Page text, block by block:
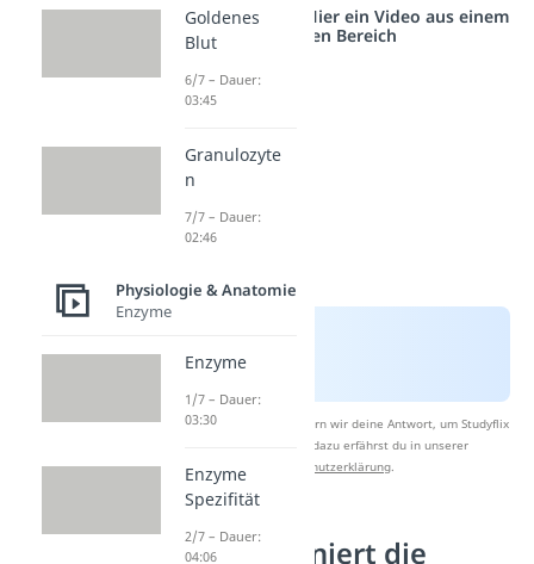
Studyflix vernetzt: Hier ein Video aus einem
anderen Bereich
Nach Beantwortung speichern wir deine Antwort, um Studyflix
zu verbessern. Mehr dazu erfährst du in unserer
Datenschutzerklärung.
Wie funktioniert die
Goldenes
Blut
6/7 – Dauer:
03:45
Granulozyte
n
7/7 – Dauer:
02:46
Physiologie & Anatomie
Enzyme
Enzyme
1/7 – Dauer:
03:30
Enzyme
Spezifität
2/7 – Dauer:
04:06